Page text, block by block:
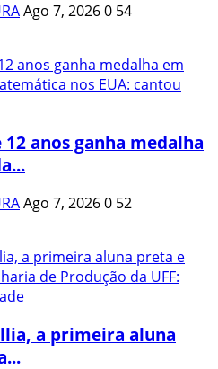
Ago 7, 20260 54
anos ganha medalha
Ago 7, 20260 52
a primeira aluna